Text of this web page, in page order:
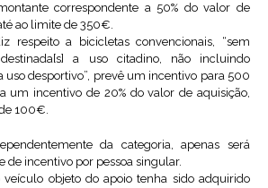
correspondente a 50% do valor de
ao limite de 350€.
respeito a bicicletas convencionais, “sem
a uso citadino, não incluindo
uso desportivo”, prevê um incentivo para 500
um incentivo de 20% do valor de aquisição,
100€.
da categoria, apenas será
de incentivo por pessoa singular.
veículo objeto do apoio tenha sido adquirido